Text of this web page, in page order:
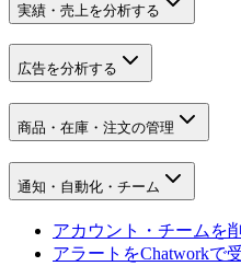
実績・売上を分析する
広告を分析する
商品・在庫・注文の管理
通知・自動化・チーム
アカウント・チームを
アラートをChatworkで